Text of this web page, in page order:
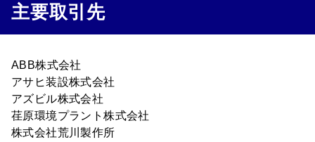
主要取引先
ABB株式会社
アサヒ装設株式会社
アズビル株式会社
荏原環境プラント株式会社
株式会社荒川製作所